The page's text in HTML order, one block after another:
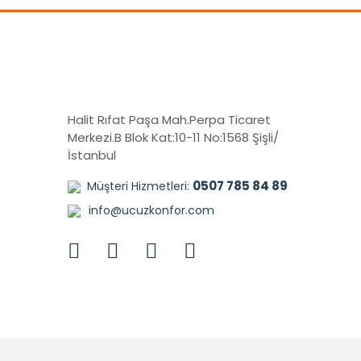
Halit Rıfat Paşa Mah.Perpa Ticaret
Merkezi.B Blok Kat:10-11 No:1568 Şişli/
İstanbul
Müşteri Hizmetleri: 0507 785 84 89
info@ucuzkonfor.com